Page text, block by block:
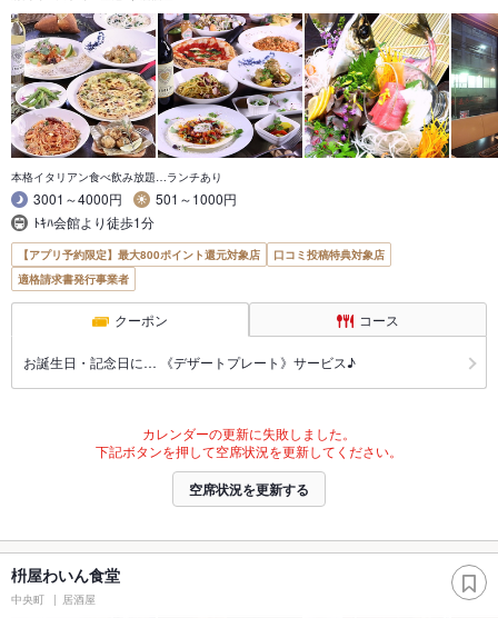
本格イタリアン食べ飲み放題…ランチあり
3001～4000円
501～1000円
ﾄｷﾊ会館より徒歩1分
【アプリ予約限定】最大800ポイント還元対象店
口コミ投稿特典対象店
適格請求書発行事業者
クーポン コース
お誕生日・記念日に… 《デザートプレート》サービス♪
カレンダーの更新に失敗しました。
下記ボタンを押して空席状況を更新してください。
空席状況を更新する
枡屋わいん食堂
中央町 居酒屋